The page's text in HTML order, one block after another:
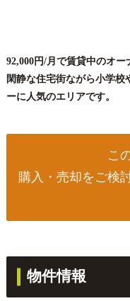
92,000円/月で賃貸中のオー
閑静な住宅街ながら小学校
ーに人気のエリアです。
こ
購入・売却をご検
物件情報